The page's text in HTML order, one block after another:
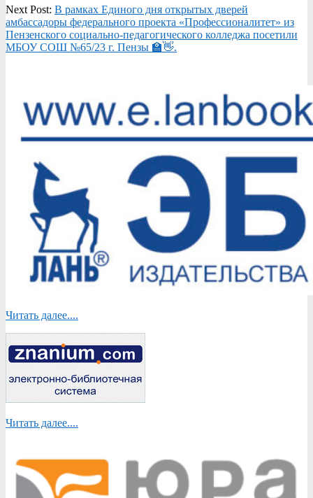
Next Post: В рамках Единого дня открытых дверей
амбассадоры федерального проекта «Профессионалитет» из
Пензенского социально-педагогического колледжа посетили
МБОУ СОШ №65/23 г. Пензы 🏫👋.
Читать далее....
Читать далее....